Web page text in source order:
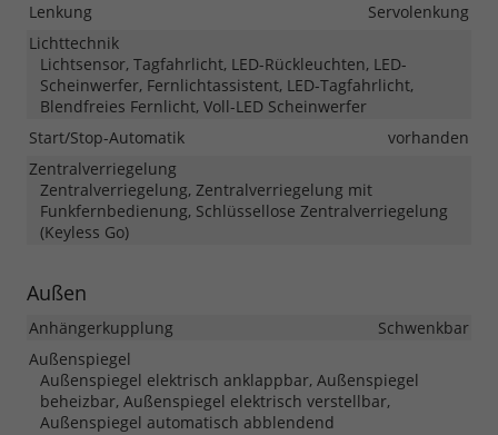
Lenkung
Servolenkung
Lichttechnik
Lichtsensor, Tagfahrlicht, LED-Rückleuchten, LED-
Scheinwerfer, Fernlichtassistent, LED-Tagfahrlicht,
Blendfreies Fernlicht, Voll-LED Scheinwerfer
Start/Stop-Automatik
vorhanden
Zentralverriegelung
Zentralverriegelung, Zentralverriegelung mit
Funkfernbedienung, Schlüssellose Zentralverriegelung
(Keyless Go)
Außen
Anhängerkupplung
Schwenkbar
Außenspiegel
Außenspiegel elektrisch anklappbar, Außenspiegel
beheizbar, Außenspiegel elektrisch verstellbar,
Außenspiegel automatisch abblendend